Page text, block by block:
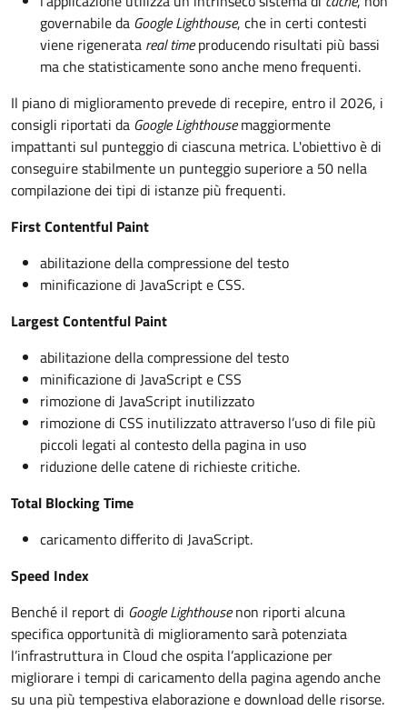
governabile da Google Lighthouse, che in certi contesti
viene rigenerata real timeproducendo risultati più bassi
ma che statisticamente sono anche meno frequenti.
Il piano di miglioramento prevede di recepire, entro il 2026, i
consigli riportati da Google Lighthousemaggiormente
impattanti sul punteggio di ciascuna metrica. L'obiettivo è di
conseguire stabilmente un punteggio superiore a 50 nella
compilazione dei tipi di istanze più frequenti.
First Contentful Paint
abilitazione della compressione del testo
minificazione di JavaScript e CSS.
Largest Contentful Paint
abilitazione della compressione del testo
minificazione di JavaScript e CSS
rimozione di JavaScript inutilizzato
rimozione di CSS inutilizzato attraverso l’uso di file più
piccoli legati al contesto della pagina in uso
riduzione delle catene di richieste critiche.
Total Blocking Time
caricamento differito di JavaScript.
Speed Index
Benché il report di Google Lighthousenon riporti alcuna
specifica opportunità di miglioramento sarà potenziata
l’infrastruttura in Cloud che ospita l’applicazione per
migliorare i tempi di caricamento della pagina agendo anche
su una più tempestiva elaborazione e download delle risorse.